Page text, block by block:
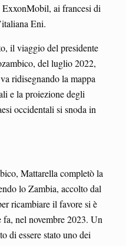
ai francesi di
Eni.
il viaggio del presidente
del luglio 2022,
ridisegnando la mappa
e la proiezione degli
occidentali si snoda in
Mattarella completò la
lo Zambia, accolto dal
ricambiare il favore si è
fa, nel novembre 2023. Un
di essere stato uno dei